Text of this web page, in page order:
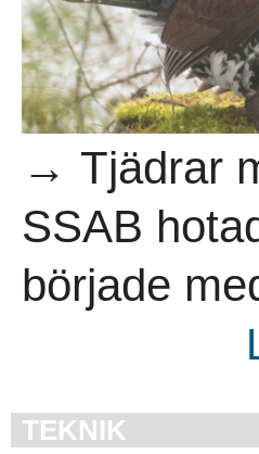
→ Tjädrar
SSAB
började
TEKNIK